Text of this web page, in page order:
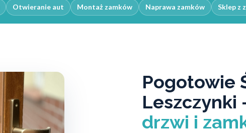
Otwieranie aut Montaż zamków Naprawa zamków Sklep z
Pogotowie
Leszczynki
drzwi i